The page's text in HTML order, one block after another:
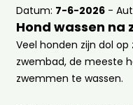
Datum: 7-6-2026-
Hond wassen na
Veel honden zijn dol
zwembad, de meeste
zwemmen te wassen.